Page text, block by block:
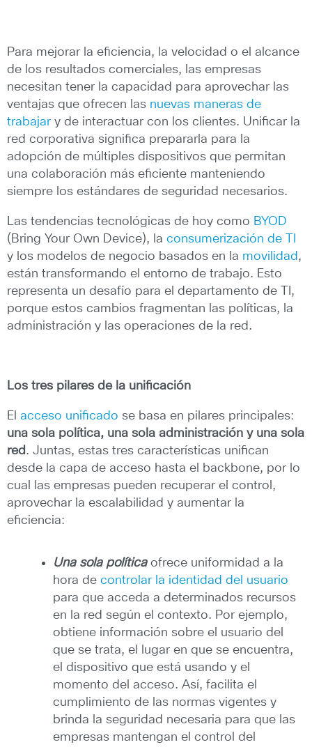
Para mejorar la eficiencia, la velocidad o el alcance
de los resultados comerciales, las empresas
necesitan tener la capacidad para aprovechar las
ventajas que ofrecen las nuevas maneras de
trabajary de interactuar con los clientes. Unificar la
red corporativa significa prepararla para la
adopción de múltiples dispositivos que permitan
una colaboración más eficiente manteniendo
siempre los estándares de seguridad necesarios.
Las tendencias tecnológicas de hoy como BYOD
(Bring Your Own Device), la consumerización de TI
y los modelos de negocio basados en la movilidad,
están transformando el entorno de trabajo. Esto
representa un desafío para el departamento de TI,
porque estos cambios fragmentan las políticas, la
administración y las operaciones de la red.
Los tres pilares de la unificación
El acceso unificado se basa en pilares principales:
una sola política, una sola administración y una sola
red. Juntas, estas tres características unifican
desde la capa de acceso hasta el backbone, por lo
cual las empresas pueden recuperar el control,
aprovechar la escalabilidad y aumentar la
eficiencia:
Una sola políticaofrece uniformidad a la
hora de controlar la identidad del usuario
para que acceda a determinados recursos
en la red según el contexto. Por ejemplo,
obtiene información sobre el usuario del
que se trata, el lugar en que se encuentra,
el dispositivo que está usando y el
momento del acceso. Así, facilita el
cumplimiento de las normas vigentes y
brinda la seguridad necesaria para que las
empresas mantengan el control del